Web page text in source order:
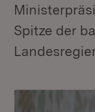
Spitze der